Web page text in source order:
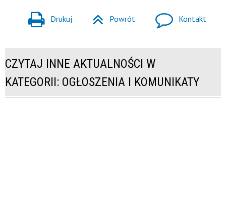
Drukuj Powrót Kontakt
CZYTAJ INNE AKTUALNOŚCI W
KATEGORII: OGŁOSZENIA I KOMUNIKATY